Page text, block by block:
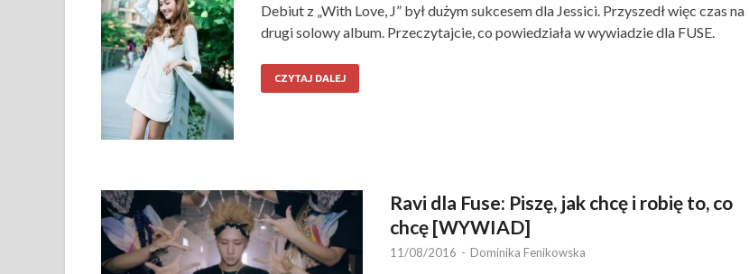
Debiut z „With Love, J” był dużym sukcesem dla Jessici. Przyszedł więc czas na
drugi solowy album. Przeczytajcie, co powiedziała w wywiadzie dla FUSE.
CZYTAJ DALEJ
Ravi dla Fuse: Piszę, jak chcę i robię to, co
chcę [WYWIAD]
11/08/2016 - Dominika Fenikowska